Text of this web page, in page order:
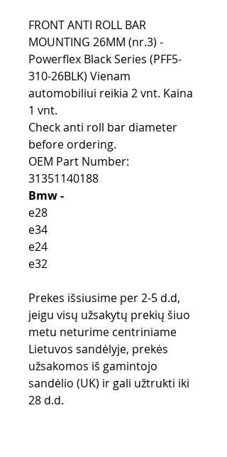
FRONT ANTI ROLL BAR
MOUNTING 26MM (nr.3) -
Powerflex Black Series (PFF5-
310-26BLK) Vienam
automobiliui reikia 2 vnt. Kaina
1 vnt.
Check anti roll bar diameter
before ordering.
OEM Part Number:
31351140188
Bmw -
e28
e34
e24
e32
Prekes išsiusime per 2-5 d.d,
jeigu visų užsakytų prekių šiuo
metu neturime centriniame
Lietuvos sandėlyje, prekės
užsakomos iš gamintojo
sandėlio (UK) ir gali užtrukti iki
28 d.d.